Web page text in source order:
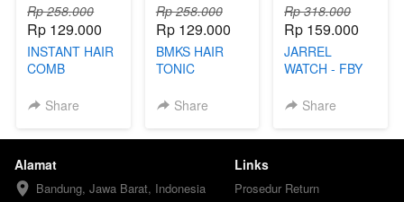
Rp 258.000
Rp 129.000
INSTANT HAIR
COMB
Share
Rp 258.000
Rp 129.000
BMKS HAIR
TONIC
Share
Rp 318.000
Rp 159.000
JARREL
WATCH - FBY
Share
Alamat
Bandung, Jawa Barat, Indonesia
Links
Prosedur Return